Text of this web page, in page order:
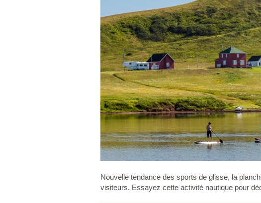
Nouvelle tendance des sports de glisse, la
visiteurs. Essayez cette activité nautique pour